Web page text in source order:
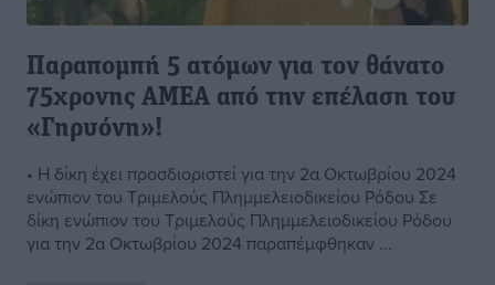
Παραπομπή 5 ατόμων για τον θάνατο
75χρονης ΑΜΕΑ από την επέλαση του
«Γηρυόνη»!
• Η δίκη έχει προσδιοριστεί για την 2α Οκτωβρίου 2024
ενώπιον του Τριμελούς Πλημμελειοδικείου Ρόδου Σε
δίκη ενώπιον του Τριμελούς Πλημμελειοδικείου Ρόδου
για την 2α Οκτωβρίου 2024 παραπέμφθηκαν ...